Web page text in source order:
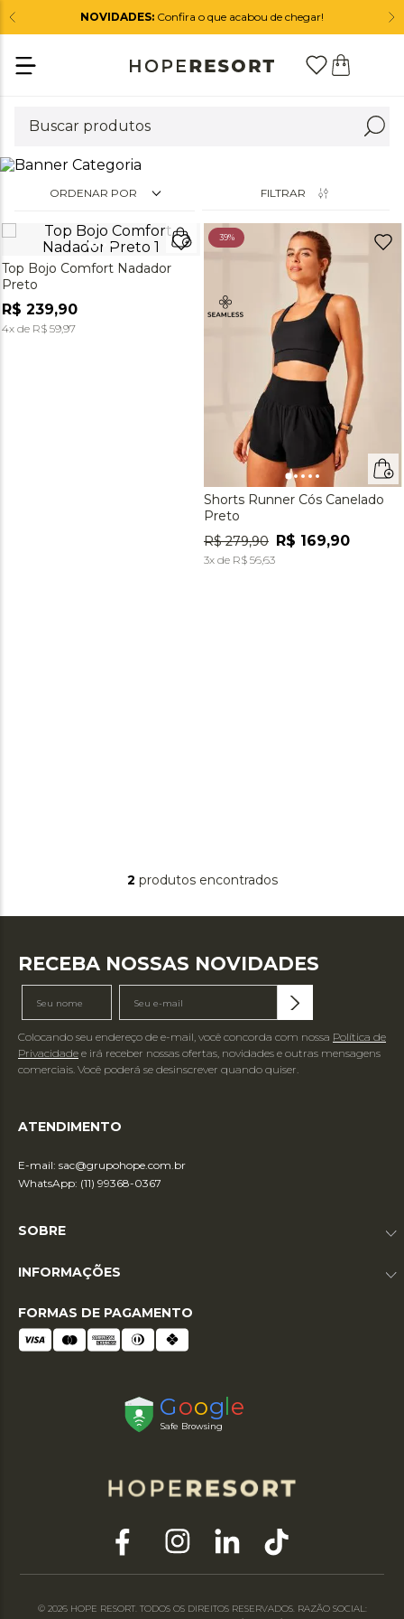
NOVIDADES: Confira o que acabou de chegar!
ORDENAR POR FILTRAR
Top Bojo Comfort Nadador
Preto
R$ 239,90
4x de R$ 59,97
39%
Shorts Runner Cós Canelado
Preto
R$ 279,90 R$ 169,90
3x de R$ 56,63
2 produtos
RECEBA NOSSAS NOVIDADES
Colocando seu endereço de e-mail, você concorda com nossa Política de
Privacidade e irá receber nossas ofertas, novidades e outras mensagens
comerciais. Você poderá se desinscrever quando quiser.
ATENDIMENTO
E-mail: sac@grupohope.com.br
WhatsApp: (11) 99368-0367
SOBRE
INFORMAÇÕES
FORMAS DE PAGAMENTO
© 2026 HOPE RESORT. TODOS OS DIREITOS RESERVADOS. RAZÃO SOCIAL: